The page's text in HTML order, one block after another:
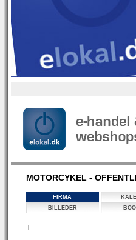
MOTORCYKEL -
FIRMA
BILLEDER
|